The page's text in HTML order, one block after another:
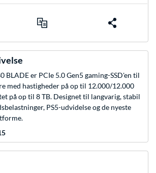
BLADE er PCIe 5.0 Gen5 gaming-SSD'en til
med hastigheder på op til 12.000/12.000
på op til 8 TB. Designet til langvarig, stabil
PS5-udvidelse og de nyeste